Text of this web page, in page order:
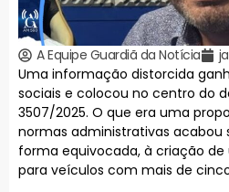
A Equipe Guardiã da Notícia
Uma informação distorcida
sociais e colocou no centro do
3507/2025. O que era uma
normas administrativas acabou
forma equivocada, à criação
para veículos com mais de